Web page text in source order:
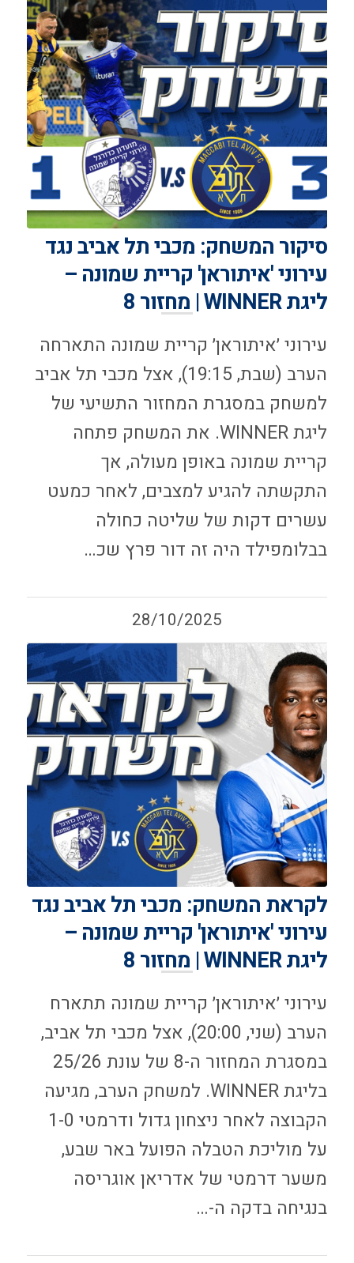
סיקור המשחק: מכבי תל אביב נגד
עירוני 'איתוראן' קריית שמונה –
ליגת WINNER | מחזור 8
עירוני ׳איתוראן׳ קריית שמונה התארחה
הערב (שבת, 19:15), אצל מכבי תל אביב
למשחק במסגרת המחזור התשיעי של
ליגת WINNER. את המשחק פתחה
קריית שמונה באופן מעולה, אך
התקשתה להגיע למצבים, לאחר כמעט
עשרים דקות של שליטה כחולה
בבלומפילד היה זה דור פרץ שכ…
28/10/2025
לקראת המשחק: מכבי תל אביב נגד
עירוני 'איתוראן' קריית שמונה –
ליגת WINNER | מחזור 8
עירוני ׳איתוראן׳ קריית שמונה תתארח
הערב (שני, 20:00), אצל מכבי תל אביב,
במסגרת המחזור ה-8 של עונת 25/26
בליגת WINNER. למשחק הערב, מגיעה
הקבוצה לאחר ניצחון גדול ודרמטי 1-0
על מוליכת הטבלה הפועל באר שבע,
משער דרמטי של אדריאן אוגריסה
בנגיחה בדקה ה-…